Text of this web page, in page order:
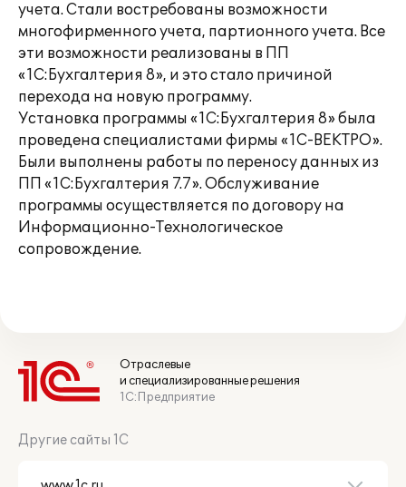
учета. Стали востребованы возможности
многофирменного учета, партионного учета. Все
эти возможности реализованы в ПП
«1С:Бухгалтерия 8», и это стало причиной
перехода на новую программу.
Установка программы «1С:Бухгалтерия 8» была
проведена специалистами фирмы «1С-ВЕКТРО».
Были выполнены работы по переносу данных из
ПП «1С:Бухгалтерия 7.7». Обслуживание
программы осуществляется по договору на
Информационно-Технологическое
сопровождение.
Отраслевые
и специализированные решения
1С:Предприятие
Другие сайты 1С